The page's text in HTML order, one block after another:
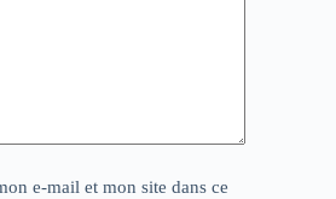
e-mail et mon site dans ce